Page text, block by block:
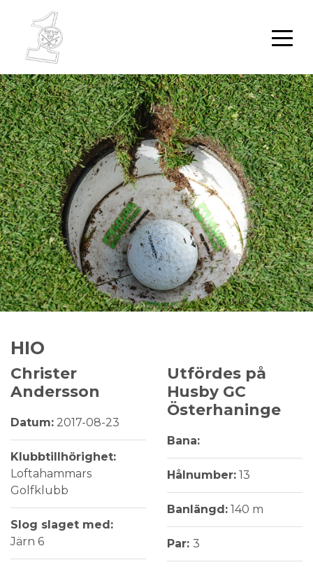
HIO
Christer
Andersson
Datum: 2017-08-23
Klubbtillhörighet:
Loftahammars
Golfklubb
Slog slaget med:
Järn 6
Utfördes på
Husby GC
Österhaninge
Bana:
Hålnumber: 13
Banlängd: 140 m
Par: 3